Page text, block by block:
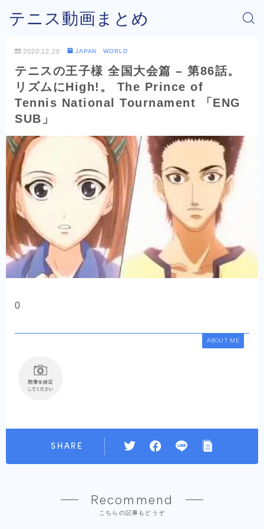
テニス動画まとめ
2020.12.28 JAPAN WORLD
テニスの王子様 全国大会篇 – 第86話。
リズムにHigh!。 The Prince of
Tennis National Tournament 「ENG
SUB」
0
ABOUT ME
SHARE
Recommend
こちらの記事もどうぞ